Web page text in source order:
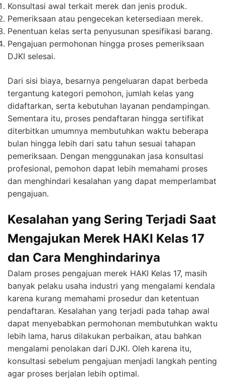
Konsultasi awal terkait merek dan jenis produk.
Pemeriksaan atau pengecekan ketersediaan merek.
Penentuan kelas serta penyusunan spesifikasi barang.
Pengajuan permohonan hingga proses pemeriksaan
DJKI selesai.
Dari sisi biaya, besarnya pengeluaran dapat berbeda
tergantung kategori pemohon, jumlah kelas yang
didaftarkan, serta kebutuhan layanan pendampingan.
Sementara itu, proses pendaftaran hingga sertifikat
diterbitkan umumnya membutuhkan waktu beberapa
bulan hingga lebih dari satu tahun sesuai tahapan
pemeriksaan. Dengan menggunakan jasa konsultasi
profesional, pemohon dapat lebih memahami proses
dan menghindari kesalahan yang dapat memperlambat
pengajuan.
Kesalahan yang Sering Terjadi Saat
Mengajukan Merek HAKI Kelas 17
dan Cara Menghindarinya
Dalam proses pengajuan merek HAKI Kelas 17, masih
banyak pelaku usaha industri yang mengalami kendala
karena kurang memahami prosedur dan ketentuan
pendaftaran. Kesalahan yang terjadi pada tahap awal
dapat menyebabkan permohonan membutuhkan waktu
lebih lama, harus dilakukan perbaikan, atau bahkan
mengalami penolakan dari DJKI. Oleh karena itu,
konsultasi sebelum pengajuan menjadi langkah penting
agar proses berjalan lebih optimal.